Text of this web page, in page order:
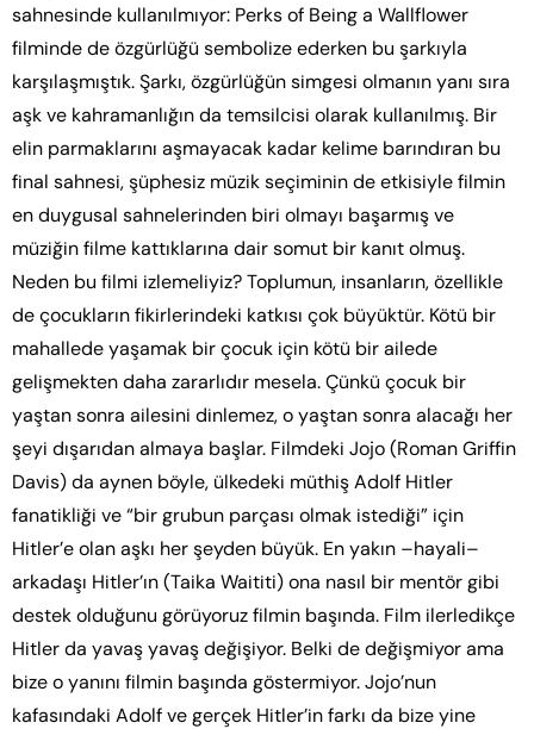
sahnesinde kullanılmıyor: Perks of Being a Wallflower
filminde de özgürlüğü sembolize ederken bu şarkıyla
karşılaşmıştık. Şarkı, özgürlüğün simgesi olmanın yanı sıra
aşk ve kahramanlığın da temsilcisi olarak kullanılmış. Bir
elin parmaklarını aşmayacak kadar kelime barındıran bu
final sahnesi, şüphesiz müzik seçiminin de etkisiyle filmin
en duygusal sahnelerinden biri olmayı başarmış ve
müziğin filme kattıklarına dair somut bir kanıt olmuş.
Neden bu filmi izlemeliyiz? Toplumun, insanların, özellikle
de çocukların fikirlerindeki katkısı çok büyüktür. Kötü bir
mahallede yaşamak bir çocuk için kötü bir ailede
gelişmekten daha zararlıdır mesela. Çünkü çocuk bir
yaştan sonra ailesini dinlemez, o yaştan sonra alacağı her
şeyi dışarıdan almaya başlar. Filmdeki Jojo (Roman Griffin
Davis) da aynen böyle, ülkedeki müthiş Adolf Hitler
fanatikliği ve “bir grubun parçası olmak istediği” için
Hitler’e olan aşkı her şeyden büyük. En yakın –hayali–
arkadaşı Hitler’ın (Taika Waititi) ona nasıl bir mentör gibi
destek olduğunu görüyoruz filmin başında. Film ilerledikçe
Hitler da yavaş yavaş değişiyor. Belki de değişmiyor ama
bize o yanını filmin başında göstermiyor. Jojo’nun
kafasındaki Adolf ve gerçek Hitler’in farkı da bize yine